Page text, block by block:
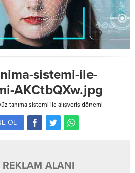
sistemi-ile-
AKCtbQXw.jpg
tanıma sistemi ile alışveriş dönemi
OL
REKLAM ALANI